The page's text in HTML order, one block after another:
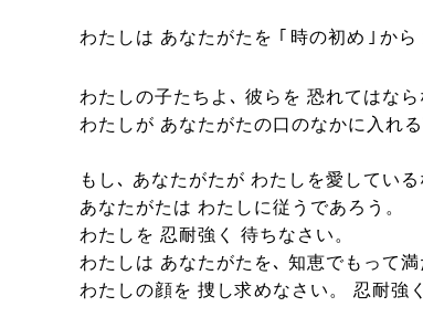
わたしは あなたがたを ｢ 時の初め ｣ から
わたしの子たちよ､ 彼らを 恐れてはなら
わたしが あなたがたの口のなかに入れ
もし､ あなたがたが わたしを愛している
あなたがたは わたしに従うであろう。
わたしを 忍耐強く 待ちなさい。
わたしは あなたがたを､ 知恵でもって満
わたしの顔を 捜し求めなさい。 忍耐強